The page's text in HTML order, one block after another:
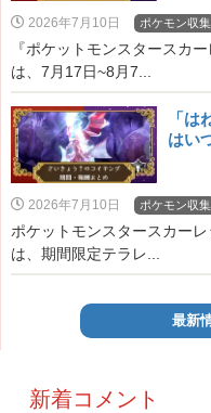
2026年7月10日 ポケモン収集
『ポケットモンスタースカ
は、7月17日~8月7...
「は
はい
2026年7月10日 ポケモン収集
ポケットモンスタースカー
は、期間限定テラレ...
最新
新着コメント